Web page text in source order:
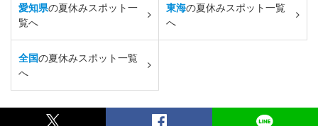
愛知県の夏休みスポット一
覧へ
東海の夏休みスポット一覧
へ
全国の夏休みスポット一覧
へ